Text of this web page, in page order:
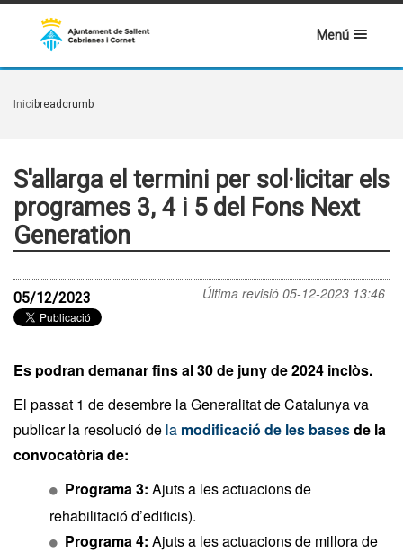
Menú
Inici breadcrumb
S'allarga el termini per sol·licitar els
programes 3, 4 i 5 del Fons Next
Generation
Última revisió 05-12-2023 13:46
05/12/2023
Es podran demanar fins al 30 de juny de 2024 inclòs.
El passat 1 de desembre la Generalitat de Catalunya va
publicar la resolució de la modificació de les basesde la
convocatòria de:
Programa 3: Ajuts a les actuacions de
rehabilitació d’edificis).
Programa 4: Ajuts a les actuacions de millora de